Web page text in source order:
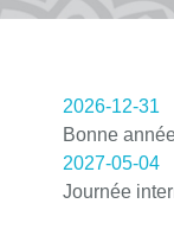
2026-12-31
Bonne
2027-05-04
Journée